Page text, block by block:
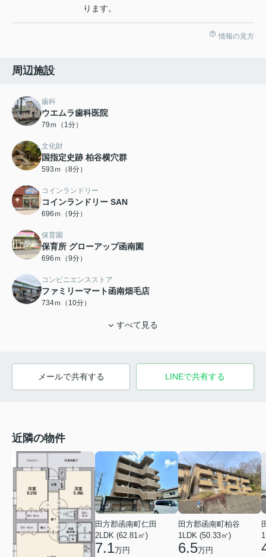
ります。
情報の見方
周辺施設
歯科
ウエムラ歯科医院
79ｍ（1分）
文化財
国指定史跡 柏谷横穴群
593ｍ（8分）
コインランドリー
コインランドリー SAN
696ｍ（9分）
保育園
保育所 グローアップ函南園
696ｍ（9分）
コンビニエンスストア
ファミリーマート函南畑毛店
734ｍ（10分）
すべて見る
メールで共有する LINEで共有する
近隣の物件
田方郡函南町仁田
2LDK (62.81㎡)
7.1万円
田方郡函南町柏谷
1LDK (50.33㎡)
6.5万円